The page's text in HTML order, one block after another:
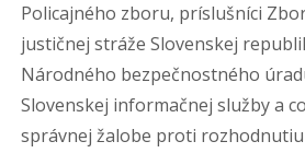
Policajného zboru, príslušníci
justičnej stráže Slovenskej
Národného bezpečnostného
Slovenskej informačnej služby a
správnej žalobe proti